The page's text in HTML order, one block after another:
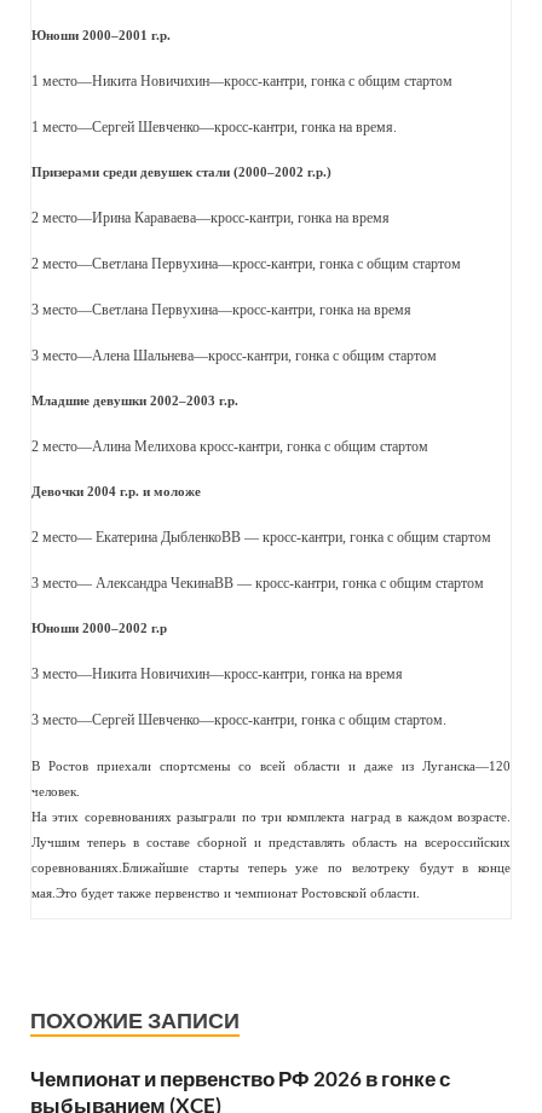
Юноши 2000–2001 г.р.
1 место—Никита Новичихин—кросс-кантри, гонка с общим стартом
1 место—Сергей Шевченко—кросс-кантри, гонка на время.
Призерами среди девушек стали (2000–2002 г.р.)
2 место—Ирина Караваева—кросс-кантри, гонка на время
2 место—Светлана Первухина—кросс-кантри, гонка с общим стартом
3 место—Светлана Первухина—кросс-кантри, гонка на время
3 место—Алена Шальнева—кросс-кантри, гонка с общим стартом
Младшие девушки 2002–2003 г.р.
2 место—Алина Мелихова кросс-кантри, гонка с общим стартом
Девочки 2004 г.р. и моложе
2 место— Екатерина ДыбленкоВВ — кросс-кантри, гонка с общим стартом
3 место— Александра ЧекинаВВ — кросс-кантри, гонка с общим стартом
Юноши 2000–2002 г.р
3 место—Никита Новичихин—кросс-кантри, гонка на время
3 место—Сергей Шевченко—кросс-кантри, гонка с общим стартом.
В Ростов приехали спортсмены со всей области и даже из Луганска—120
человек.
На этих соревнованиях разыграли по три комплекта наград в каждом возрасте.
Лучшим теперь в составе сборной и представлять область на всероссийских
соревнованиях.Ближайшие старты теперь уже по велотреку будут в конце
мая.Это будет также первенство и чемпионат Ростовской области.
ПОХОЖИЕ ЗАПИСИ
Чемпионат и первенство РФ 2026 в гонке с
выбыванием (XCE)